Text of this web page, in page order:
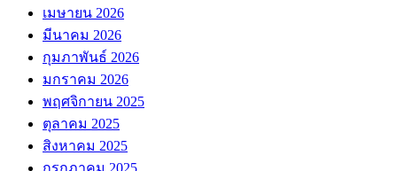
เมษายน 2026
มีนาคม 2026
กุมภาพันธ์ 2026
มกราคม 2026
พฤศจิกายน 2025
ตุลาคม 2025
สิงหาคม 2025